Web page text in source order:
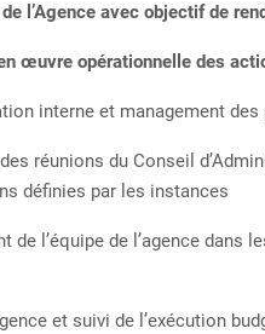
l’Agence avec objectif de
œuvre opérationnelle des
interne et management des
du Conseil
définies par les instances
l’équipe de l’agence dans
et suivi de l’exécution